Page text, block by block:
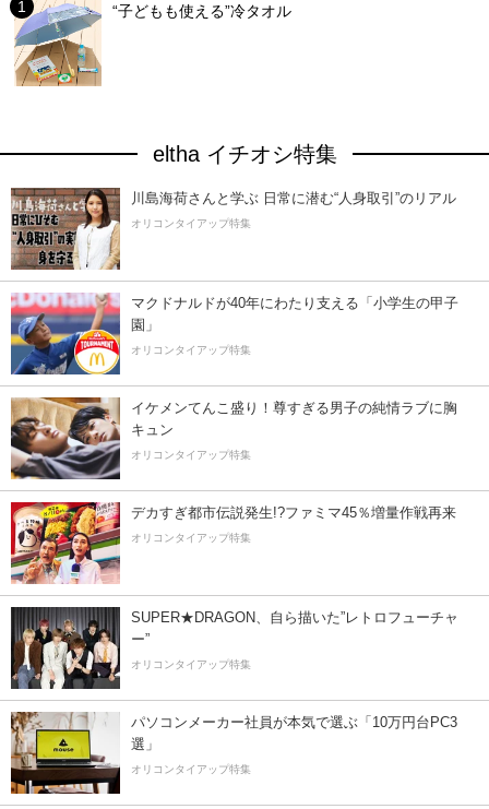
“子どもも使える”冷タオル
eltha イチオシ特集
川島海荷さんと学ぶ 日常に潜む“人身取引”のリアル
オリコンタイアップ特集
マクドナルドが40年にわたり支える「小学生の甲子
園」
オリコンタイアップ特集
イケメンてんこ盛り！尊すぎる男子の純情ラブに胸
キュン
オリコンタイアップ特集
デカすぎ都市伝説発生!?ファミマ45％増量作戦再来
オリコンタイアップ特集
SUPER★DRAGON、自ら描いた”レトロフューチャ
ー”
オリコンタイアップ特集
パソコンメーカー社員が本気で選ぶ「10万円台PC3
選」
オリコンタイアップ特集